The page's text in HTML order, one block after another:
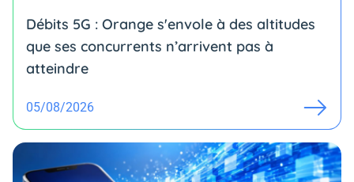
Débits 5G : Orange s'envole à des altitudes
que ses concurrents n’arrivent pas à
atteindre
05/08/2026